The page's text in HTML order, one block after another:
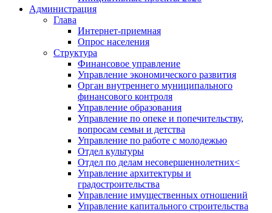
Администрация
Глава
Интернет-приемная
Опрос населения
Структура
Финансовое управление
Управление экономического развития
Орган внутреннего муниципального
финансового контроля
Управление образования
Управление по опеке и попечительству,
вопросам семьи и детства
Управление по работе с молодежью
Отдел культуры
Отдел по делам несовершеннолетних<
Управление архитектуры и
градостроительства
Управление имущественных отношений
Управление капитального строительства